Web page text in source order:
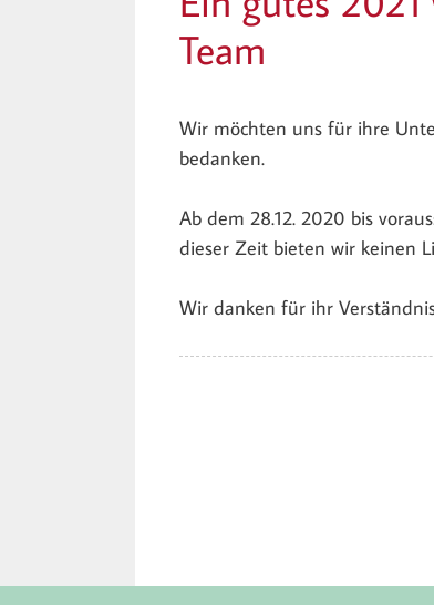
Team
Wir möchten uns für ihre
bedanken.
Ab dem 28.12. 2020 bis
dieser Zeit bieten wir keinen
Wir danken für ihr